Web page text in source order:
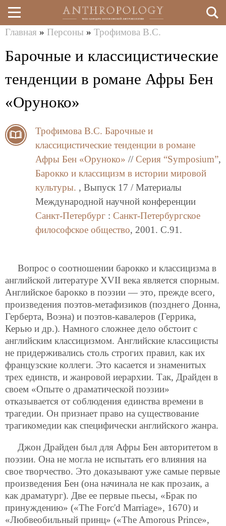
Перейти
к
здесь
Главная » Персоны » Трофимова В.С.
Барочные и классицистические
тенденции в романе Афры Бен
«Оруноко»
Трофимова В.С. Барочные и
классицистические тенденции в романе
Афры Бен «Оруноко» // Серия “Symposium”,
Барокко и классицизм в истории мировой
культуры. , Выпуск 17 / Материалы
Международной научной конференции
Санкт-Петербург : Санкт-Петербургское
философское общество, 2001. C.91.
Вопрос о соотношении барокко и классицизма в
английской литературе XVII века является спорным.
Английское барокко в поэзии — это, прежде всего,
произведения поэтов-метафизиков (позднего Донна,
Герберта, Воэна) и поэтов-кавалеров (Геррика,
Керью и др.). Намного сложнее дело обстоит с
английским классицизмом. Английские классицисты
не придерживались столь строгих правил, как их
французские коллеги. Это касается и знаменитых
трех единств, и жанровой иерархии. Так, Драйден в
своем «Опыте о драматической поэзии»
отказывается от соблюдения единства времени в
трагедии. Он признает право на существование
трагикомедии как специфически английского жанра.
Джон Драйден был для Афры Бен авторитетом в
поэзии. Она не могла не испытать его влияния на
свое творчество. Это доказывают уже самые первые
произведения Бен (она начинала не как прозаик, а
как драматург). Две ее первые пьесы, «Брак по
принуждению» («The Forc'd Marriage», 1670) и
«Любвеобильный принц» («The Amorous Prince»,